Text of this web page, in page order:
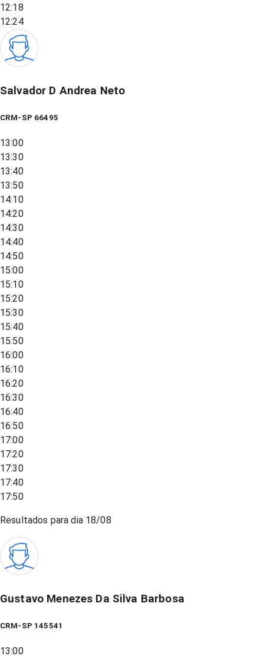
12:18
12:24
Salvador D Andrea Neto
CRM-SP 66495
13:00
13:30
13:40
13:50
14:10
14:20
14:30
14:40
14:50
15:00
15:10
15:20
15:30
15:40
15:50
16:00
16:10
16:20
16:30
16:40
16:50
17:00
17:20
17:30
17:40
17:50
Resultados para dia 18/08
Gustavo Menezes Da Silva Barbosa
CRM-SP 145541
13:00